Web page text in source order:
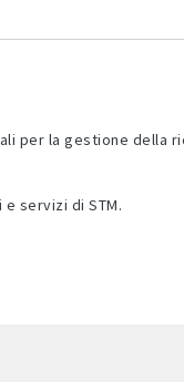
per la gestione della
servizi di STM.